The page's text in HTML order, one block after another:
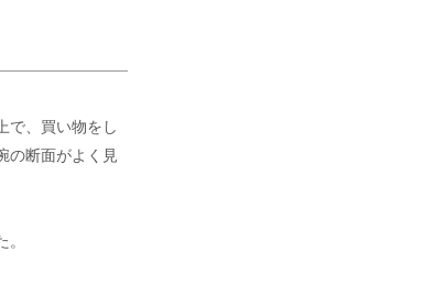
で、買い物をし
の断面がよく見